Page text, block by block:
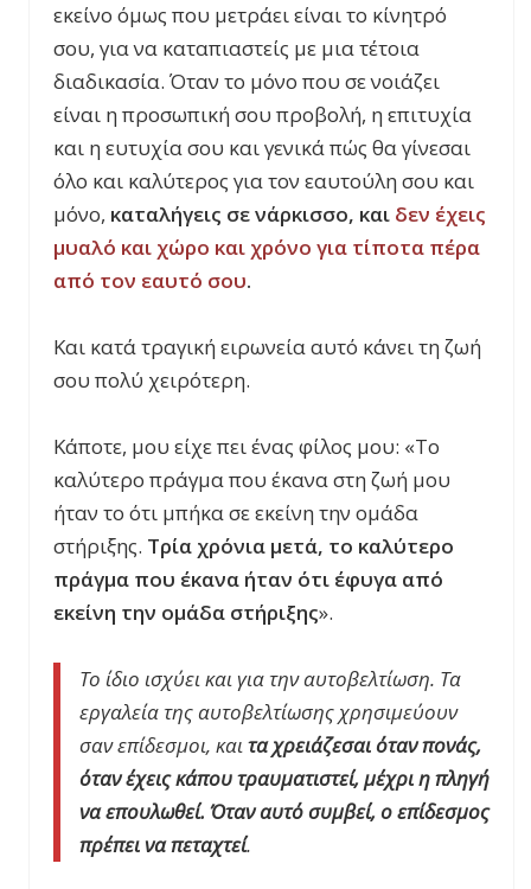
εκείνο όμως που μετράει είναι το κίνητρό
σου, για να καταπιαστείς με μια τέτοια
διαδικασία. Όταν το μόνο που σε νοιάζει
είναι η προσωπική σου προβολή, η επιτυχία
και η ευτυχία σου και γενικά πώς θα γίνεσαι
όλο και καλύτερος για τον εαυτούλη σου και
μόνο, καταλήγεις σε νάρκισσο, και δεν έχεις
μυαλό και χώρο και χρόνο για τίποτα πέρα
από τον εαυτό σου.
Και κατά τραγική ειρωνεία αυτό κάνει τη ζωή
σου πολύ χειρότερη.
Κάποτε, μου είχε πει ένας φίλος μου: «Το
καλύτερο πράγμα που έκανα στη ζωή μου
ήταν το ότι μπήκα σε εκείνη την ομάδα
στήριξης. Τρία χρόνια μετά, το καλύτερο
πράγμα που έκανα ήταν ότι έφυγα από
εκείνη την ομάδα στήριξης».
Το ίδιο ισχύει και για την αυτοβελτίωση. Τα
εργαλεία της αυτοβελτίωσης χρησιμεύουν
σαν επίδεσμοι, καιτα χρειάζεσαι όταν πονάς,
όταν έχεις κάπου τραυματιστεί, μέχρι η πληγή
να επουλωθεί. Όταν αυτό συμβεί, ο επίδεσμος
πρέπει να πεταχτεί.